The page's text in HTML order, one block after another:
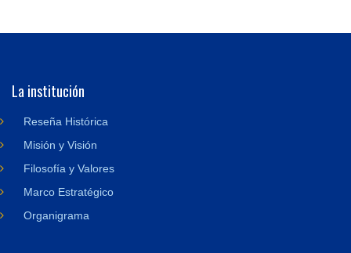
La institución
Reseña Histórica
Misión y Visión
Filosofía y Valores
Marco Estratégico
Organigrama